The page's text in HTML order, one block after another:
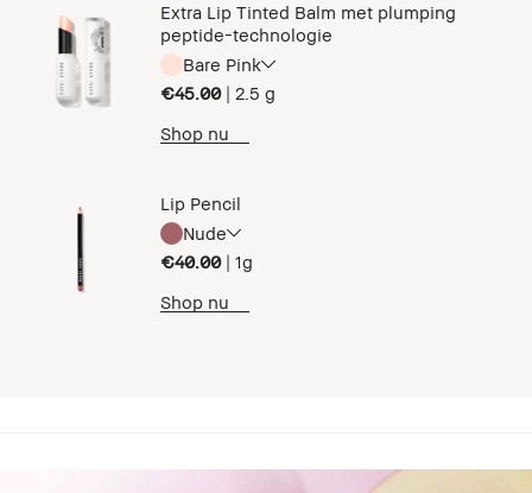
Extra Lip Tinted Balm met plumping
peptide-technologie
Bare Pink
€45.00 | 2.5 g
Shop nu
Lip Pencil
Nude
€40.00 | 1g
Shop nu